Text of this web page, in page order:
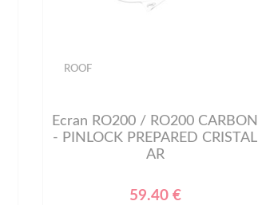
ROOF
Ecran RO200 / RO200 CARBON
- PINLOCK PREPARED CRISTAL
AR
59.40 €